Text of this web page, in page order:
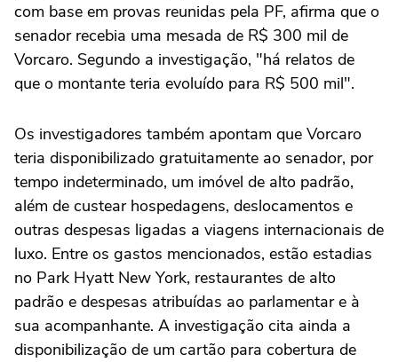
com base em provas reunidas pela PF, afirma que o
senador recebia uma mesada de R$ 300 mil de
Vorcaro. Segundo a investigação, "há relatos de
que o montante teria evoluído para R$ 500 mil".
Os investigadores também apontam que Vorcaro
teria disponibilizado gratuitamente ao senador, por
tempo indeterminado, um imóvel de alto padrão,
além de custear hospedagens, deslocamentos e
outras despesas ligadas a viagens internacionais de
luxo. Entre os gastos mencionados, estão estadias
no Park Hyatt New York, restaurantes de alto
padrão e despesas atribuídas ao parlamentar e à
sua acompanhante. A investigação cita ainda a
disponibilização de um cartão para cobertura de